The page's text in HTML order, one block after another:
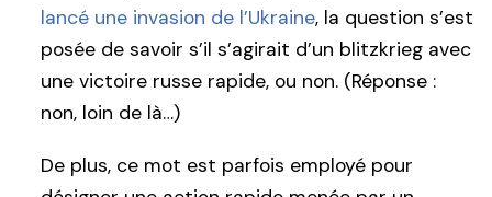
lancé une invasion de l’Ukraine, la question s’est
posée de savoir s’il s’agirait d’un blitzkrieg avec
une victoire russe rapide, ou non. (Réponse :
non, loin de là…)
De plus, ce mot est parfois employé pour